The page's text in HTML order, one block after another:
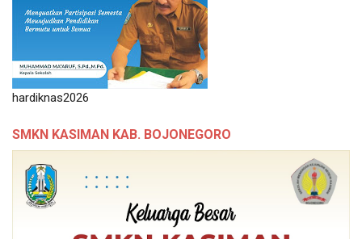
hardiknas2026
SMKN KASIMAN KAB. BOJONEGORO